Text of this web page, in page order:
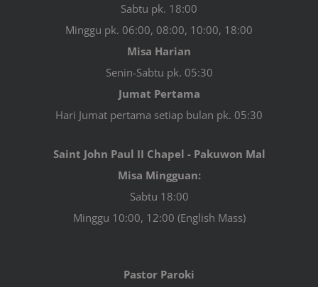
Sabtu pk. 18:00
Minggu pk. 06:00, 08:00, 10:00, 18:00
Misa Harian
Senin-Sabtu pk. 05:30
Jumat Pertama
Hari Jumat pertama setiap bulan pk. 05:30
Saint John Paul II Chapel - Pakuwon Mal
Misa Mingguan:
Sabtu 18:00
Minggu 10:00, 12:00 (English Mass)
Pastor Paroki